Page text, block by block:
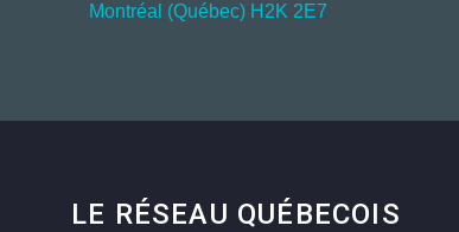
Montréal (Québec) H2K 2E7
LE RÉSEAU QUÉBECOIS